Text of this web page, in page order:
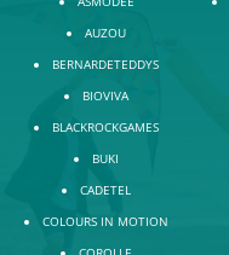
AUZOU
BERNARDETEDDYS
BIOVIVA
BLACKROCKGAMES
BUKI
CADETEL
COLOURS IN MOTION